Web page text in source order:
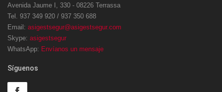
Avenida Jaume I, 330 - 08226 Terrassa
Tel. 937 349 920 / 937 350 688
Email: asigestsegur@asigestsegur.com
Skype: asigestsegur
WhatsApp: Envíanos un mensaje
Síguenos